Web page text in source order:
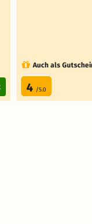
Auch als
4 /5.0